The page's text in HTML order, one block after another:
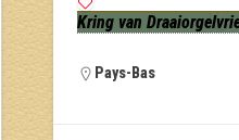
Kring van
Pays-Bas